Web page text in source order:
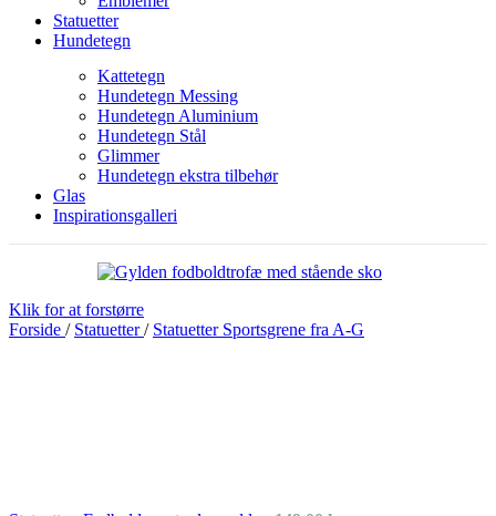
Statuetter
Hundetegn
Kattetegn
Hundetegn Messing
Hundetegn Aluminium
Hundetegn Stål
Glimmer
Hundetegn ekstra tilbehør
Glas
Inspirationsgalleri
Klik for at forstørre
Forside / Statuetter/ Statuetter Sportsgrene fra A-G